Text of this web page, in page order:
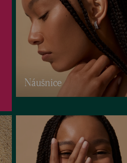
Náušnice